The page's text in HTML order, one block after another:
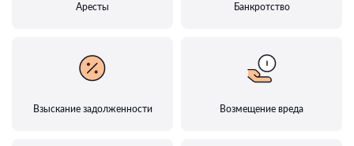
Аресты Банкротство
Взыскание задолженности Возмещение вреда